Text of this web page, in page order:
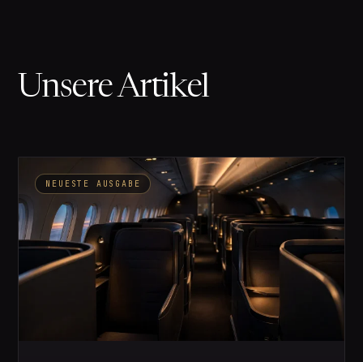
Unsere Artikel
NEUESTE AUSGABE